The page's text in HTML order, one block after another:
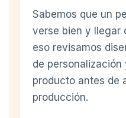
Sabemos que un
verse bien y llegar
eso revisamos
de personalización
producto antes de
producción.